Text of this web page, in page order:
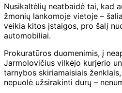
Nusikaltėlių neatbaidė tai, kad
žmonių lankomoje vietoje –
veikia kitos įstaigos, pro šalį
automobiliai.
Prokuratūros duomenimis, į
Jarmolovičius vilkėjo kurjerio
tarnybos skiriamaisiais
nepuolė užsirakinti durų –